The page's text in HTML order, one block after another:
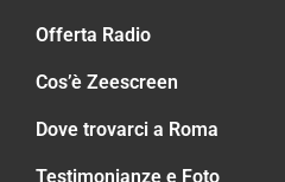
Offerta Radio
Cos’è Zeescreen
Dove trovarci a Roma
Testimonianze e Foto